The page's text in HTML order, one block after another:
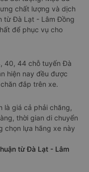
chất lượng và dịch
từ Đà Lạt - Lâm Đồng
để phục vụ cho
40, 44 chỗ tuyến Đà
hiện nay đều được
đắp trên xe.
là giá cả phải chăng,
thời gian di chuyển
chọn lựa hãng xe này
từ Đà Lạt - Lâm